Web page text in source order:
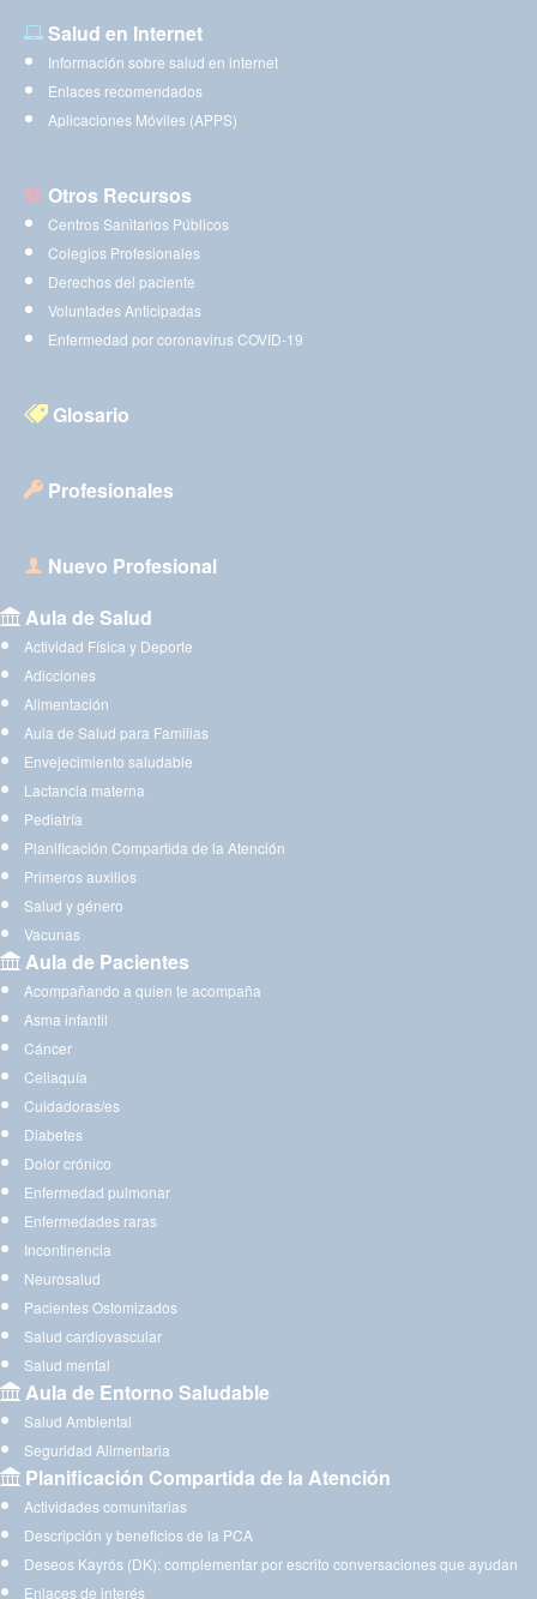
Salud en Internet
Información sobre salud en internet
Enlaces recomendados
Aplicaciones Móviles (APPS)
Otros Recursos
Centros Sanitarios Públicos
Colegios Profesionales
Derechos del paciente
Voluntades Anticipadas
Enfermedad por coronavirus COVID-19
Glosario
Profesionales
Nuevo Profesional
Aula de Salud
Actividad Física y Deporte
Adicciones
Alimentación
Aula de Salud para Familias
Envejecimiento saludable
Lactancia materna
Pediatría
Planificación Compartida de la Atención
Primeros auxilios
Salud y género
Vacunas
Aula de Pacientes
Acompañando a quien te acompaña
Asma infantil
Cáncer
Celiaquía
Cuidadoras/es
Diabetes
Dolor crónico
Enfermedad pulmonar
Enfermedades raras
Incontinencia
Neurosalud
Pacientes Ostomizados
Salud cardiovascular
Salud mental
Aula de Entorno Saludable
Salud Ambiental
Seguridad Alimentaria
Planificación Compartida de la Atención
Actividades comunitarias
Descripción y beneficios de la PCA
Deseos Kayrós (DK): complementar por escrito conversaciones que ayudan
Enlaces de interés